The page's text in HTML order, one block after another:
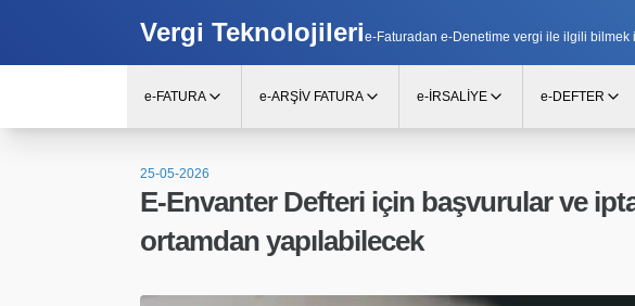
Vergi Teknolojilerie-Faturadan e-Denetime vergi ile ilgili bilmek
e-FATURA e-ARŞİV FATURA e-İRSALİYE e-DEFTER
25-05-2026
E-Envanter Defteri için başvurular ve
ortamdan yapılabilecek